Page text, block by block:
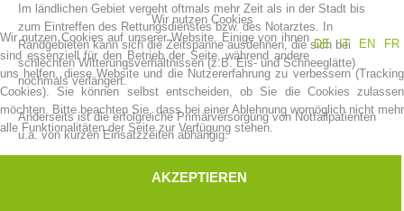
Vereinsgeschichte
Im ländlichen Gebiet vergeht oftmals mehr Zeit als in der Stadt bis
zum Eintreffen des Rettungsdienstes bzw. des Notarztes. In
Randgebieten kann sich die Zeitspanne ausdehnen, die sich bei
schlechten Witterungsverhältnissen (z.B. Eis- und Schneeglätte)
nochmals verlängert.
Anderseits ist die erfolgreiche Primärversorgung von Notfallpatienten
u.a. von kurzen Einsatzzeiten abhängig.
Aufgrund der Erkenntnis, daß eine deutliche Verkürzung des
Wir nutzen Cookies
DE
IT EN FR
Wir nutzen Cookies auf unserer Website. Einige von ihnen
sind essenziell für den Betrieb der Seite, während andere
uns helfen, diese Website und die Nutzererfahrung zu verbessern (Tracking
Cookies). Sie können selbst entscheiden, ob Sie die Cookies zulassen
möchten. Bitte beachten Sie, dass bei einer Ablehnung womöglich nicht mehr
alle Funktionalitäten der Seite zur Verfügung stehen.
AKZEPTIEREN